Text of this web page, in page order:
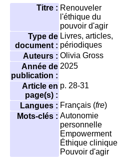
Titre : Renouveler
l'éthique du
pouvoir d'agir
Type de
document :
Livres, articles,
périodiques
Auteurs : Olivia Gross
Année de
publication :
2025
Article en
page(s) :
p. 28-31
Langues : Français (fre)
Mots-clés : Autonomie
personnelle
Empowerment
Éthique clinique
Pouvoir d'agir